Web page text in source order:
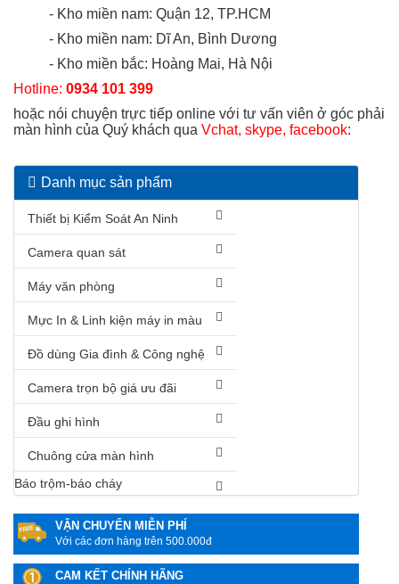
Danh mục sản phẩm
Thiết bị Kiểm Soát An Ninh
Camera quan sát
Máy văn phòng
Mực In & Linh kiện máy in màu
Đồ dùng Gia đình & Công nghệ
Camera trọn bộ giá ưu đãi
Đầu ghi hình
Chuông cửa màn hình
Báo trộm-báo cháy
VẬN CHUYỂN MIỄN PHÍ
Với các đơn hàng trên 500.000đ
CAM KẾT CHÍNH HÃNG
- Kho miền nam: Quận 12, TP.HCM
- Kho miền nam: Dĩ An, Bình Dương
- Kho miền bắc: Hoàng Mai, Hà Nội
Hotline: 0934 101 399
hoặc nói chuyện trực tiếp online với tư vấn viên ở góc phải
màn hình của Quý khách qua Vchat, skype, facebook: